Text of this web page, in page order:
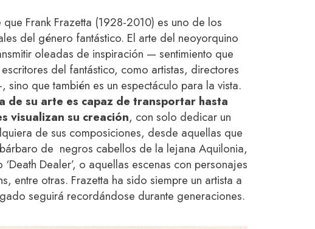
que Frank Frazetta (1928-2010) es uno de los
del género fantástico. El arte del neoyorquino
oleadas de inspiración — sentimiento que
del fantástico, como artistas, directores
que también es un espectáculo para la vista.
de su arte es capaz de transportar hasta
visualizan su creación, con solo dedicar un
de sus composiciones, desde aquellas que
de negros cabellos de la lejana Aquilonia,
Dealer’, o aquellas escenas con personajes
entre otras. Frazetta ha sido siempre un artista a
seguirá recordándose durante generaciones.